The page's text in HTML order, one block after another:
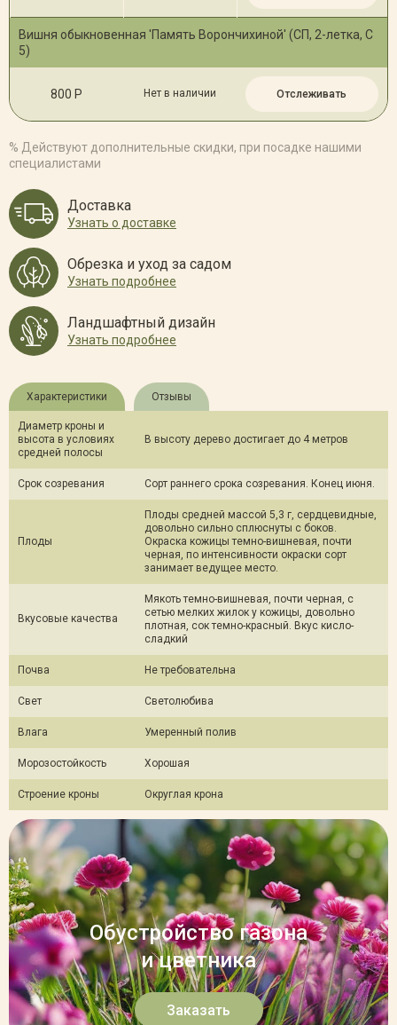
Вишня обыкновенная 'Память Ворончихиной' (СП, 2-летка, С
5)
800 Р Нет в наличии Отслеживать
% Действуют дополнительные скидки, при посадке нашими
специалистами
Доставка
Узнать о доставке
Обрезка и уход за садом
Узнать подробнее
Ландшафтный дизайн
Узнать подробнее
Характеристики Отзывы
Диаметр кроны и
высота в условиях
средней полосы
В высоту дерево достигает до 4 метров
Срок созревания Сорт раннего срока созревания. Конец июня.
Плоды
Плоды средней массой 5,3 г, сердцевидные,
довольно сильно сплюснуты с боков.
Окраска кожицы темно-вишневая, почти
черная, по интенсивности окраски сорт
занимает ведущее место.
Вкусовые качества
Мякоть темно-вишневая, почти черная, с
сетью мелких жилок у кожицы, довольно
плотная, сок темно-красный. Вкус кисло-
сладкий
Почва Не требовательна
Свет Светолюбива
Влага Умеренный полив
Морозостойкость Хорошая
Строение кроны Округлая крона
Обустройство газона
и цветника
Заказать